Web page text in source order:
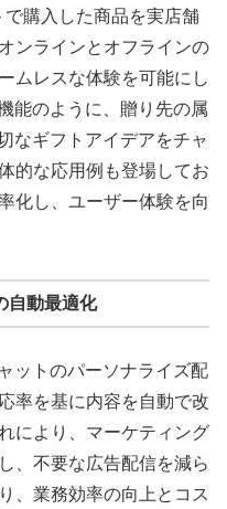
購入した商品を実店舗
ンラインとオフラインの
ムレスな体験を可能にし
能のように、贈り先の属
なギフトアイデアをチャ
的な応用例も登場してお
化し、ユーザー体験を向
自動最適化
ットのパーソナライズ配
率を基に内容を自動で改
により、マーケティング
、不要な広告配信を減ら
、業務効率の向上とコス